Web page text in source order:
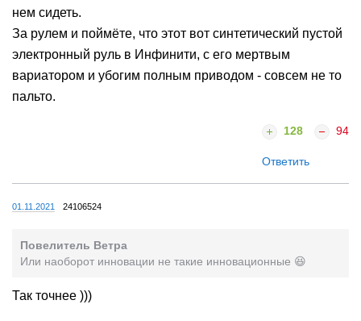
нем сидеть.
За рулем и поймёте, что этот вот синтетический пустой
электронный руль в Инфинити, с его мертвым
вариатором и убогим полным приводом - совсем не то
пальто.
128 94
Ответить
01.11.2021 24106524
Повелитель Ветра
Или наоборот инновации не такие инновационные 😆
Так точнее )))